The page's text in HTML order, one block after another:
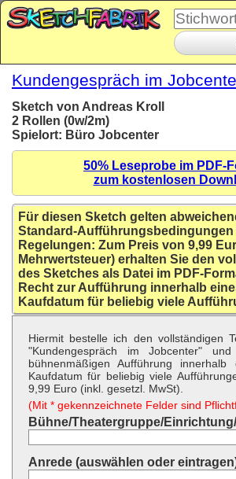
Kundengespräch im
Sketch von Andreas Kroll
2 Rollen (0w/2m)
Spielort: Büro Jobcenter
50% Leseprobe im PDF-
zum kostenlosen
Für diesen Sketch gelten
Standard-
Regelungen: Zum Preis von 9,99
Mehrwertsteuer) erhalten Sie den
des Sketches als Datei im PDF-
Recht zur Aufführung innerhalb
Kaufdatum für beliebig viele
Hiermit bestelle ich den vollständigen
"Kundengespräch im Jobcenter"
bühnenmäßigen Aufführung
Kaufdatum für beliebig viele
9,99 Euro (inkl. gesetzl. MwSt).
(Mit * gekennzeichnete Felder sind
Bühne/Theatergruppe/
Anrede (auswählen oder